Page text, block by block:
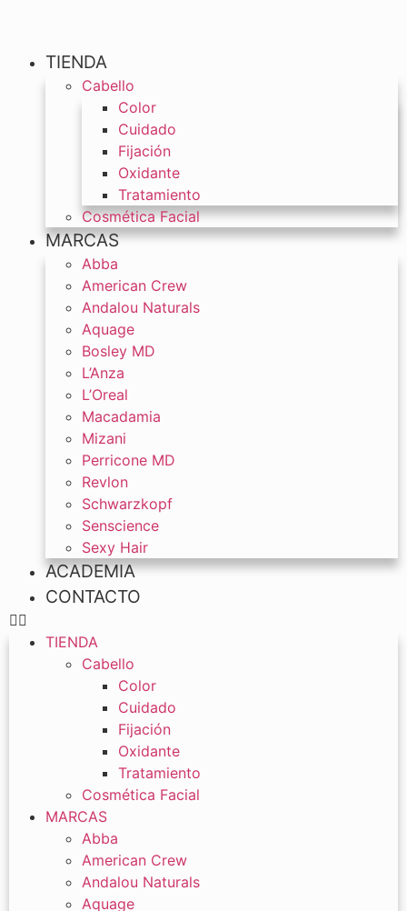
TIENDA
Cabello
Color
Cuidado
Fijación
Oxidante
Tratamiento
Cosmética Facial
MARCAS
Abba
American Crew
Andalou Naturals
Aquage
Bosley MD
L’Anza
L’Oreal
Macadamia
Mizani
Perricone MD
Revlon
Schwarzkopf
Senscience
Sexy Hair
ACADEMIA
CONTACTO
TIENDA
Cabello
Color
Cuidado
Fijación
Oxidante
Tratamiento
Cosmética Facial
MARCAS
Abba
American Crew
Andalou Naturals
Aquage